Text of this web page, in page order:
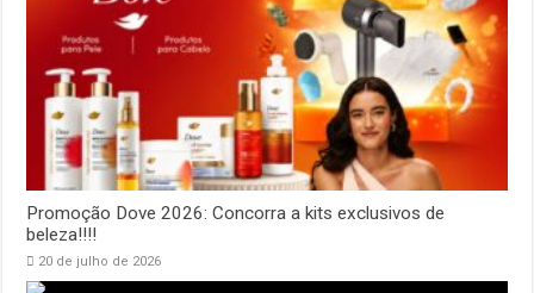
Promoção Dove 2026: Concorra a kits exclusivos de
beleza!!!!
20 de julho de 2026